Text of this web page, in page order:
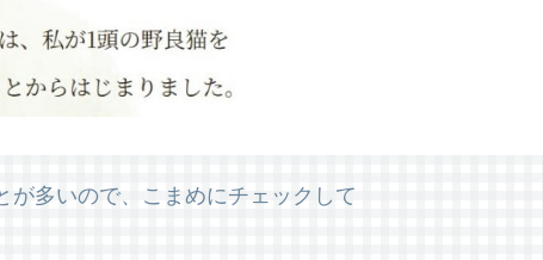
多いので、こまめにチェックして